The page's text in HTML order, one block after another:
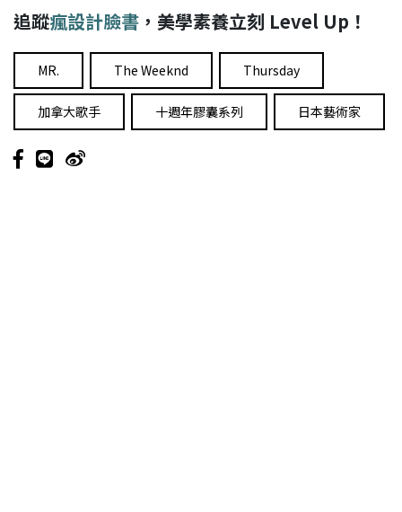
追蹤瘋設計臉書 ，美學素養立刻 Level Up！
MR. The Weeknd Thursday
加拿大歌手 十週年膠囊系列 日本藝術家